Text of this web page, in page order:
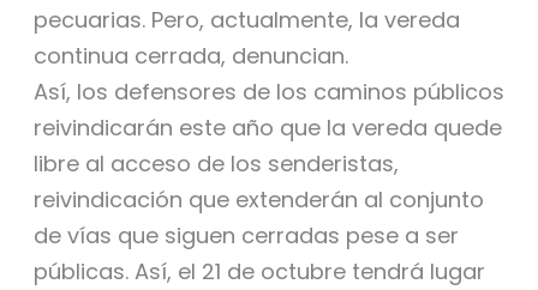
pecuarias. Pero, actualmente, la vereda
continua cerrada, denuncian.
Así, los defensores de los caminos públicos
reivindicarán este año que la vereda quede
libre al acceso de los senderistas,
reivindicación que extenderán al conjunto
de vías que siguen cerradas pese a ser
públicas. Así, el 21 de octubre tendrá lugar